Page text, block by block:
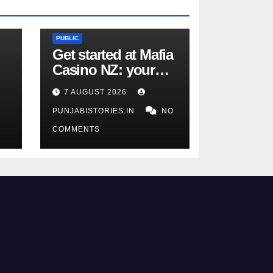
PUBLIC
Get started at Mafia
Casino NZ: your
ultimate beginner’s
guide to online
gaming
7 AUGUST 2026
PUNJABISTORIES.IN NO
COMMENTS